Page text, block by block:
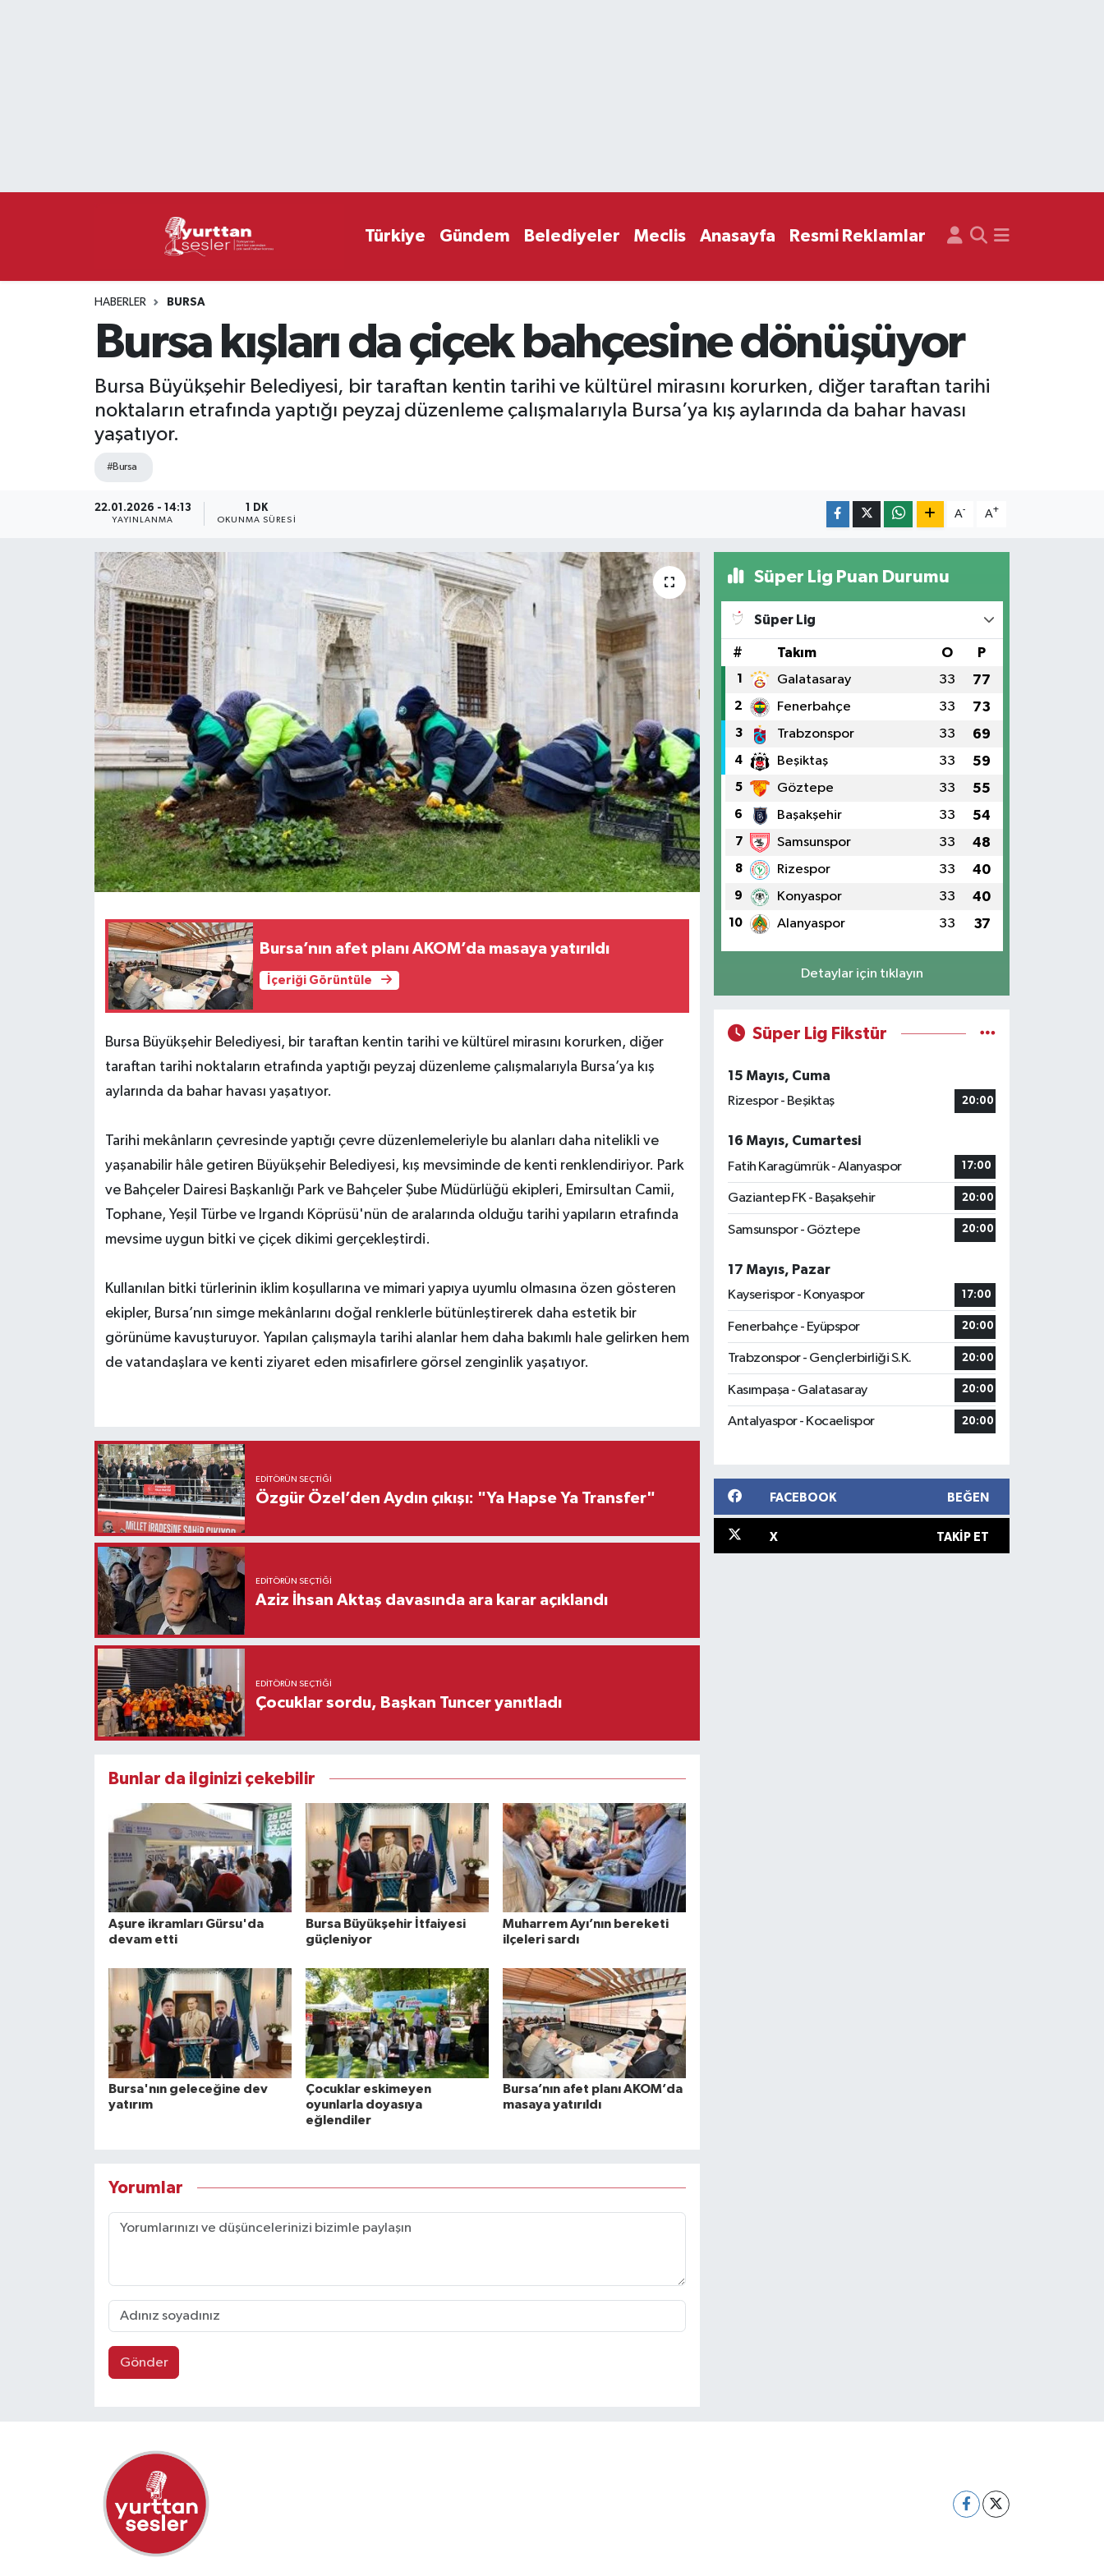
Türkiye Gündem Belediyeler Meclis Anasayfa Resmi Reklamlar
HABERLER BURSA
Bursa kışları da çiçek bahçesine dönüşüyor
Bursa Büyükşehir Belediyesi, bir taraftan kentin tarihi ve kültürel mirasını korurken, diğer taraftan tarihi
noktaların etrafında yaptığı peyzaj düzenleme çalışmalarıyla Bursa’ya kış aylarında da bahar havası
yaşatıyor.
#Bursa
22.01.2026 - 14:13
YAYINLANMA
1 DK
OKUNMA SÜRESI
A- A+
Bursa’nın afet planı AKOM’da masaya yatırıldı
İçeriği Görüntüle
Bursa Büyükşehir Belediyesi, bir taraftan kentin tarihi ve kültürel mirasını korurken, diğer
taraftan tarihi noktaların etrafında yaptığı peyzaj düzenleme çalışmalarıyla Bursa’ya kış
aylarında da bahar havası yaşatıyor.
Tarihi mekânların çevresinde yaptığı çevre düzenlemeleriyle bu alanları daha nitelikli ve
yaşanabilir hâle getiren Büyükşehir Belediyesi, kış mevsiminde de kenti renklendiriyor. Park
ve Bahçeler Dairesi Başkanlığı Park ve Bahçeler Şube Müdürlüğü ekipleri, Emirsultan Camii,
Tophane, Yeşil Türbe ve Irgandı Köprüsü'nün de aralarında olduğu tarihi yapıların etrafında
mevsime uygun bitki ve çiçek dikimi gerçekleştirdi.
Kullanılan bitki türlerinin iklim koşullarına ve mimari yapıya uyumlu olmasına özen gösteren
ekipler, Bursa’nın simge mekânlarını doğal renklerle bütünleştirerek daha estetik bir
görünüme kavuşturuyor. Yapılan çalışmayla tarihi alanlar hem daha bakımlı hale gelirken hem
de vatandaşlara ve kenti ziyaret eden misafirlere görsel zenginlik yaşatıyor.
EDITÖRÜN SEÇTIĞI
Özgür Özel’den Aydın çıkışı: "Ya Hapse Ya Transfer"
EDITÖRÜN SEÇTIĞI
Aziz İhsan Aktaş davasında ara karar açıklandı
EDITÖRÜN SEÇTIĞI
Çocuklar sordu, Başkan Tuncer yanıtladı
Bunlar da ilginizi çekebilir
Aşure ikramları Gürsu'da
devam etti
Bursa Büyükşehir İtfaiyesi
güçleniyor
Muharrem Ayı’nın bereketi
ilçeleri sardı
Bursa'nın geleceğine dev
yatırım
Çocuklar eskimeyen
oyunlarla doyasıya
eğlendiler
Bursa’nın afet planı AKOM’da
masaya yatırıldı
Yorumlar
Gönder
Süper Lig Puan Durumu
Süper Lig
# Takım O P
1 Galatasaray 33 77
2 Fenerbahçe 33 73
3 Trabzonspor 33 69
4 Beşiktaş 33 59
5 Göztepe 33 55
6 Başakşehir 33 54
7 Samsunspor 33 48
8 Rizespor 33 40
9 Konyaspor 33 40
10 Alanyaspor 33 37
Detaylar için tıklayın
Süper Lig Fikstür
15 Mayıs, Cuma
Rizespor - Beşiktaş
20:00
16 Mayıs, Cumartesi
Fatih Karagümrük - Alanyaspor
17:00
Gaziantep FK - Başakşehir 20:00
Samsunspor - Göztepe 20:00
17 Mayıs, Pazar
Kayserispor - Konyaspor
17:00
Fenerbahçe - Eyüpspor 20:00
Trabzonspor - Gençlerbirliği S.K. 20:00
Kasımpaşa - Galatasaray 20:00
Antalyaspor - Kocaelispor 20:00
FACEBOOK BEĞEN
X TAKIP ET
Süper Lig Puan Durumu ve Fikstür
Haber Arşivi